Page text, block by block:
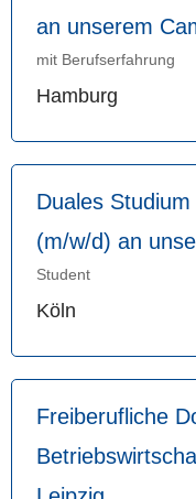
an unserem
mit Berufserfahrung
Hamburg
Duales
(m/w/d) an
Student
Köln
Freiberufliche